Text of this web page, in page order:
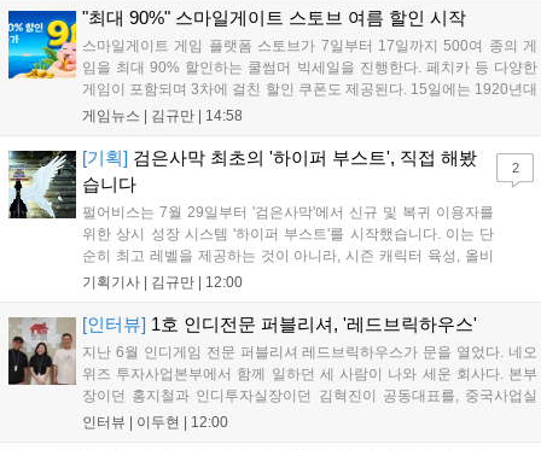
원 증정한다. 또한 9월 30일까지 공식 유튜브에서 특별 프로그램을 시청
"최대 90%" 스마일게이트 스토브 여름 할인 시작
스마일게이트 게임 플랫폼 스토브가 7일부터 17일까지 500여 종의 게
임을 최대 90% 할인하는 쿨썸머 빅세일을 진행한다. 페치카 등 다양한
게임이 포함되며 3차에 걸친 할인 쿠폰도 제공된다. 15일에는 1920년대
경성 배경의 신작 그날의 신문이 출시되며, 15일부터 17일까지는 국내
은 공식 페이지에서 확인 가능하다....
게임뉴스 | 김규만 | 14:58
[기획] 검은사막 최초의 '하이퍼 부스트', 직접 해봤
습니다
펄어비스는 7월 29일부터 '검은사막'에서 신규 및 복귀 이용자를
위한 상시 성장 시스템 '하이퍼 부스트'를 시작했습니다. 이는 단
순히 최고 레벨을 제공하는 것이 아니라, 시즌 캐릭터 육성, 올비
아 아카데미 수료, 아침의 나라 설화 진행 등 4단계 과정을 통해
용자는 과제를 완수하며 동(V) 투발라 장비와 검은별 무기, 카라
기획기사 | 김규만 | 12:00
2
[인터뷰] 1호 인디전문 퍼블리셔, '레드브릭하우스'
지난 6월 인디게임 전문 퍼블리셔 레드브릭하우스가 문을 열었다. 네오
위즈 투자사업본부에서 함께 일하던 세 사람이 나와 세운 회사다. 본부
장이던 홍지철과 인디투자실장이던 김혁진이 공동대표를, 중국사업실
장이던 이민정이 이사를 맡았다. 출범 한 달여 만에 위메이드맥스의 전
인터뷰 | 이두현 | 12:00